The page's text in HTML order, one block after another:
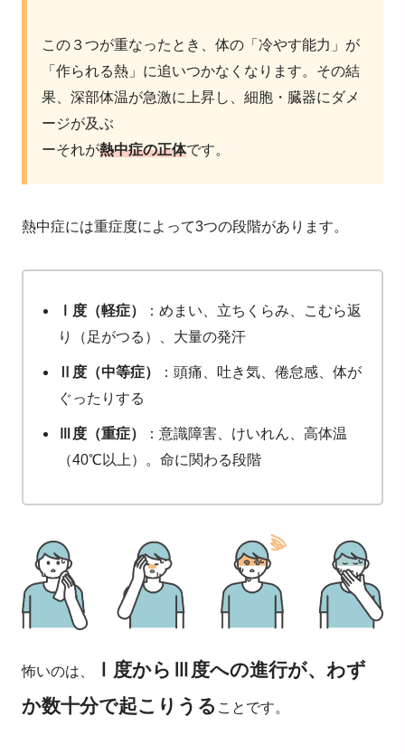
この３つが重なったとき、体の「冷やす能力」が
「作られる熱」に追いつかなくなります。その結
果、深部体温が急激に上昇し、細胞・臓器にダメ
ージが及ぶ
ーそれが熱中症の正体です。
熱中症には重症度によって3つの段階があります。
度（軽症）
：めまい、立ちくらみ、こむら返
り（足がつる）、大量の発汗
度（中等症）
：頭痛、吐き気、倦怠感、体が
ぐったりする
度（重症）
：意識障害、けいれん、高体温
（40℃ 以上）。命に関わる段階
怖いのは、 Ⅰ 度から Ⅲ 度への進行が、わず
か数十分で起こりうる ことです。